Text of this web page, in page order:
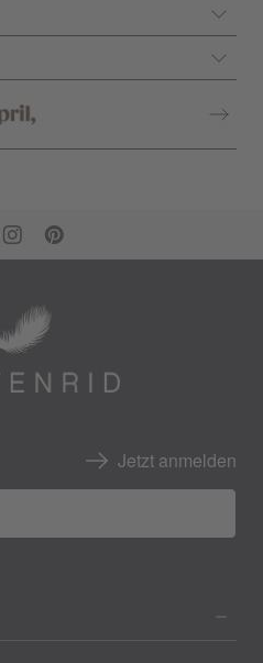
Jetzt anmelden